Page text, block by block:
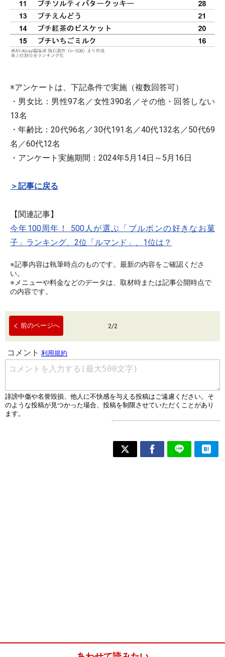
※アンケートは、下記条件で実施（複数回答可）
・男女比：男性97名／女性390名／その他・回答しない
13名
・年齢比：20代96名／30代191名／40代132名／50代69
名／60代12名
・アンケート実施期間：2024年5月14日～5月16日
＞記事に戻る
【関連記事】
今年100周年！ 500人が選ぶ「ブルボンの好きなお菓
子」ランキング、2位「ルマンド」、1位は？
※記事内容は執筆時点のものです。最新の内容をご確認くださ
い。
※メニューや料金などのデータは、取材時または記事公開時点で
の内容です。
前のページへ 2/2